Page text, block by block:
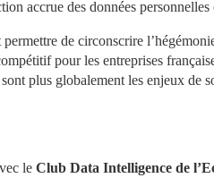
accrue des données personnelles
de circonscrire
pour les entreprises
plus globalement les enjeux de
le Club Data Intelligence de